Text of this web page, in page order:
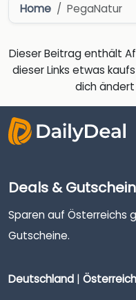
Home PegaNatur
Dieser Beitrag enthält
dieser Links etwas
dich ändert
Deals &
Sparen auf Österreichs
Gutscheine.
Deutschland | Österreich